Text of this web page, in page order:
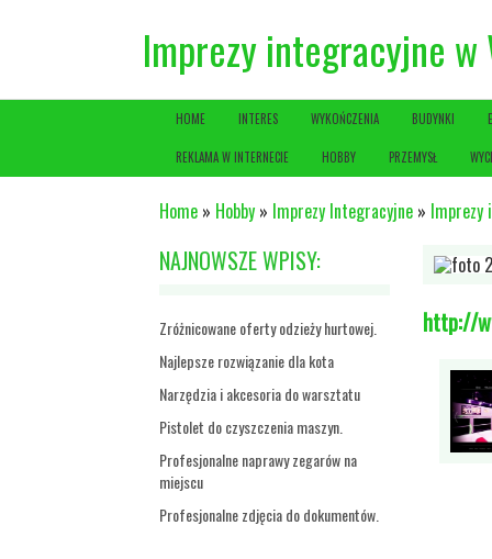
Imprezy integracyjne w
HOME INTERES WYKOŃCZENIA BUDYNKI
REKLAMA W INTERNECIE HOBBY PRZEMYSŁ
Home » Hobby » Imprezy Integracyjne » Imprezy
NAJNOWSZE WPISY:
Zróżnicowane oferty odzieży hurtowej.
Najlepsze rozwiązanie dla kota
Narzędzia i akcesoria do warsztatu
Pistolet do czyszczenia maszyn.
Profesjonalne naprawy zegarów na
miejscu
Profesjonalne zdjęcia do dokumentów.
http://